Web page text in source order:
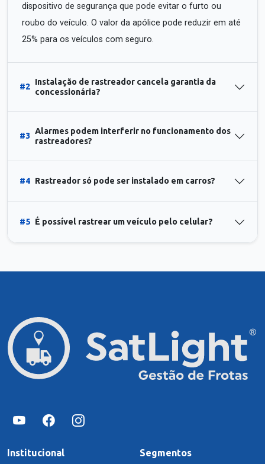
dispositivo de segurança que pode evitar o furto ou
roubo do veículo. O valor da apólice pode reduzir em até
25% para os veículos com seguro.
#2
Instalação de rastreador cancela garantia da
concessionária?
#3
Alarmes podem interferir no funcionamento dos
rastreadores?
#4 Rastreador só pode ser instalado em carros?
#5 É possível rastrear um veículo pelo celular?
Institucional Segmentos